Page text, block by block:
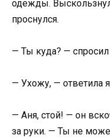
одежды.
проснулся.
— Ты куда? — спросил
— Ухожу, — ответила
— Аня, стой! — он
за руки. — Ты не